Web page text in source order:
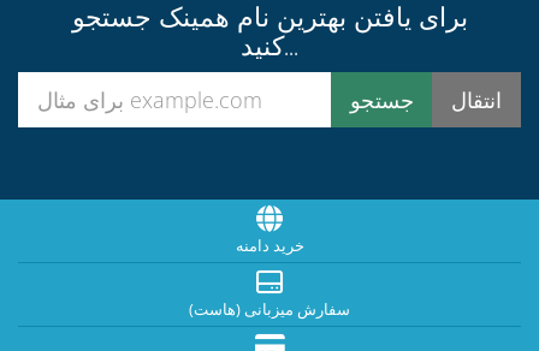
برای یافتن بهترین نام همینک جستجو
کنید...
خرید دامنه
سفارش میزبانی (هاست)